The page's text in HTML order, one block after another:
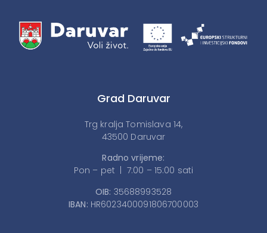
Grad Daruvar
Trg kralja Tomislava 14,
43500 Daruvar
Radno vrijeme:
Pon – pet | 7:00 – 15:00 sati
OIB: 35688993528
IBAN: HR6023400091806700003